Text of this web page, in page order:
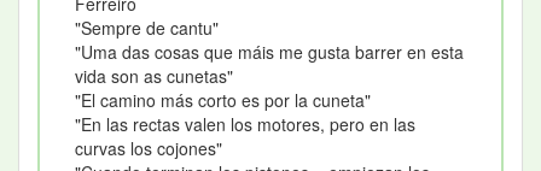
"Sempre de cantu"
"Uma das cosas que máis me gusta barrer en esta
vida son as cunetas"
"El camino más corto es por la cuneta"
"En las rectas valen los motores, pero en las
curvas los cojones"